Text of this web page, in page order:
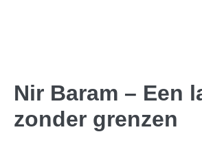
Nir Baram – Een
zonder grenzen